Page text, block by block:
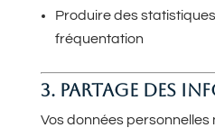
Produire des
fréquentation
3. PARTAGE DES
Vos données